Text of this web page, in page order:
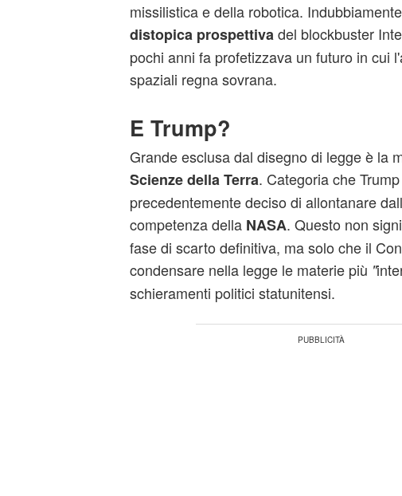
missilistica e della robotica.
distopica prospettiva del blockbuster
pochi anni fa profetizzava un futuro in cui
spaziali regna sovrana.
E Trump?
Grande esclusa dal disegno di legge è la
Scienze della Terra. Categoria che
precedentemente deciso di allontanare
competenza della NASA. Questo non
fase di scarto definitiva, ma solo che il
condensare nella legge le materie più "
schieramenti politici statunitensi.